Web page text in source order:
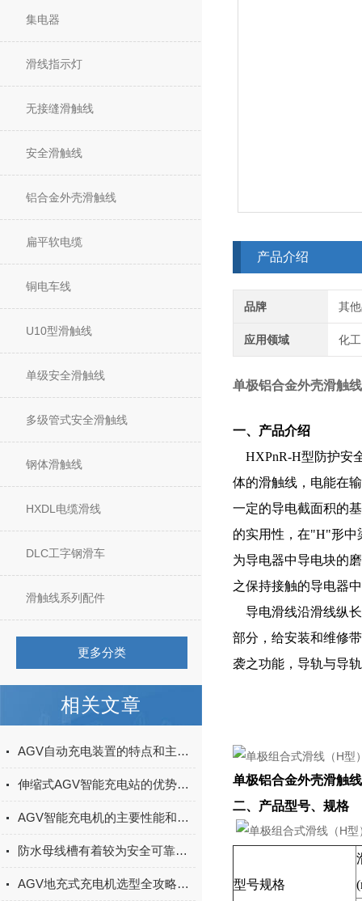
集电器
滑线指示灯
无接缝滑触线
安全滑触线
铝合金外壳滑触线
扁平软电缆
铜电车线
U10型滑触线
单级安全滑触线
多级管式安全滑触线
钢体滑触线
HXDL电缆滑线
DLC工字钢滑车
滑触线系列配件
更多分类
相关文章
AGV自动充电装置的特点和主要性能概述
伸缩式AGV智能充电站的优势体现在哪里？
AGV智能充电机的主要性能和优点简述
防水母线槽有着较为安全可靠的性能
AGV地充式充电机选型全攻略：接口、功率、通信协议与适配车型指南
产品介绍
品牌 其
应用领域 化
单极铝合金外壳滑触线
一、产品介绍
HXPnR-H型防护安
体的滑触线 ，电能在
一定的导电截面积的
的实用性，在"H"形中
为导电器中导电块的
之保持接触的导电器
导电滑线沿滑线纵长
部分，给安装和维修
袭之功能，导轨与导
单极铝合金外壳滑触线
二、产品型号、规格
型号规格